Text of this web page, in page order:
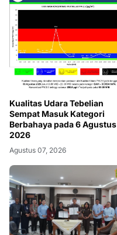
Kualitas Udara Tebelian
Sempat Masuk Kategori
Berbahaya pada 6 Agustus
2026
Agustus 07, 2026